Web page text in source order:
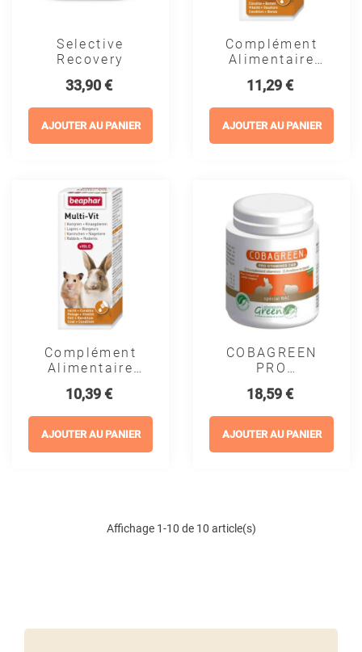
Selective
Recovery
Prix
33,90 €
AJOUTER AU PANIER
Complément
Alimentaire
- Cavi-Vit
Vitamine C -
Beaphar
Prix
11,29 €
AJOUTER AU PANIER
Complément
Alimentaire
Lapins - Multi
Vitamines -
Beaphar
Prix
10,39 €
AJOUTER AU PANIER
COBAGREEN
PRO
ET C -
GREENVET
Prix
18,59 €
AJOUTER AU PANIER
Affichage 1-10 de 10 article(s)